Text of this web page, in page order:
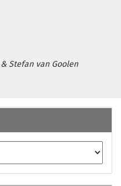
Stefan van Goolen